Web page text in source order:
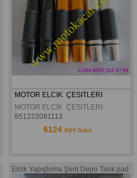
MOTOR ELCIK  ÇESITLERI
MOTOR ELCIK  ÇESITLERI
851222081113
₺124 KDV Dahil
Elcik Yapıştırma Şerit Depo Tank pad